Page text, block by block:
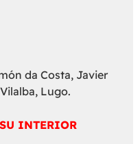
da Costa, Javier
Lugo.
INTERIOR